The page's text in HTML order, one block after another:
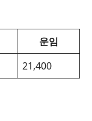
운임
21,400